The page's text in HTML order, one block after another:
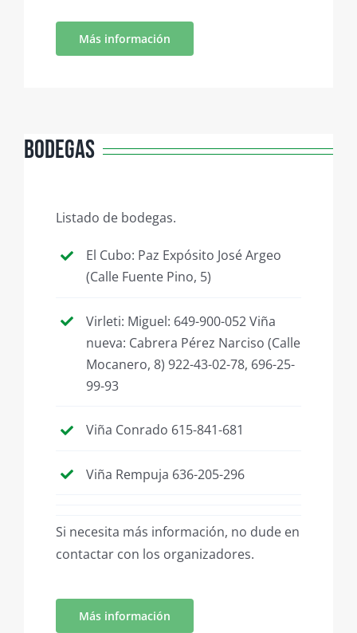
Más información
Bodegas
Listado de bodegas.
El Cubo: Paz Expósito José Argeo
(Calle Fuente Pino, 5)
Virleti: Miguel: 649-900-052 Viña
nueva: Cabrera Pérez Narciso (Calle
Mocanero, 8) 922-43-02-78, 696-25-
99-93
Viña Conrado 615-841-681
Viña Rempuja 636-205-296
Si necesita más información, no dude en
contactar con los organizadores.
Más información